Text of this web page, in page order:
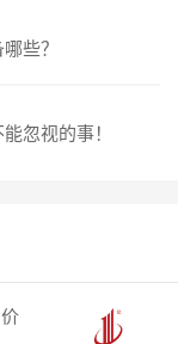
些？
忽视的事！